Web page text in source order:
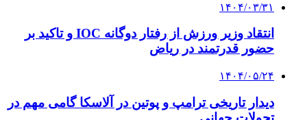
۱۴۰۴/۰۳/۳۱
انتقاد وزیر ورزش از رفتار دوگانه IOC و تاکید بر
حضور قدرتمند در ریاض
۱۴۰۴/۰۵/۲۴
دیدار تاریخی ترامپ و پوتین در آلاسکا گامی مهم در